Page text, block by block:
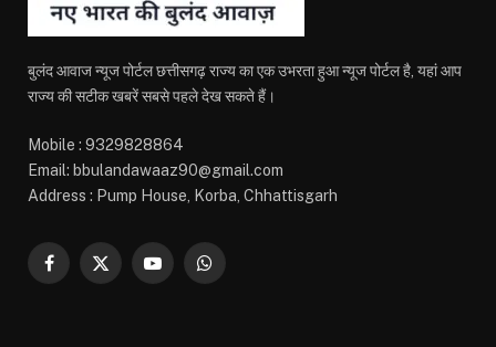
बुलंद आवाज न्यूज पोर्टल छत्तीसगढ़ राज्य का एक उभरता हुआ न्यूज पोर्टल है, यहां आप
राज्य की सटीक खबरें सबसे पहले देख सकते हैं।
Mobile : 9329828864
Email: bbulandawaaz90@gmail.com
Address : Pump House, Korba, Chhattisgarh
Facebook
X
YouTubeWhatsApp